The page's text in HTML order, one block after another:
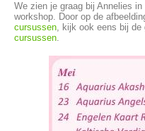
We zien je graag bij Annelies
workshop. Door op de
cursussen, kijk ook eens bij de
cursussen.